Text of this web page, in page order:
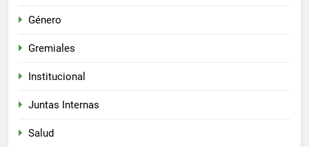
Género
Gremiales
Institucional
Juntas Internas
Salud